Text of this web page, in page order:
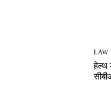
LAW
हेल्थ